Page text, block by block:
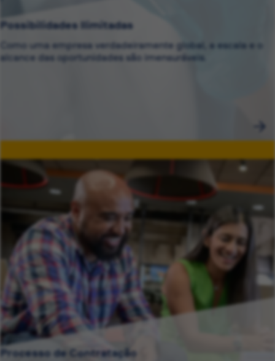
Possibilidades Ilimitadas
Como uma empresa verdadeiramente global, a escala e o
alcance das oportunidades são imensuráveis.
Processo de Contratação